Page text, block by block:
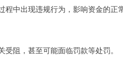
中出现违规行为，影响资金的正
阻，甚至可能面临罚款等处罚。